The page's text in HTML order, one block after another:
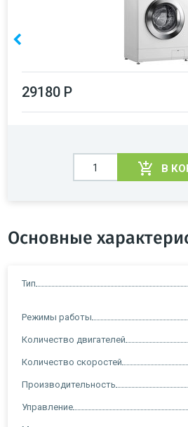
29180 Р
В
Основные
Тип
Режимы работы
Количество двигателей
Количество скоростей
Производительность
Управление